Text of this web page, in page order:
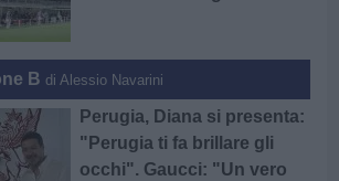
B di Alessio Navarini
Perugia, Diana si presenta:
"Perugia ti fa brillare gli
occhi". Gaucci: "Un vero